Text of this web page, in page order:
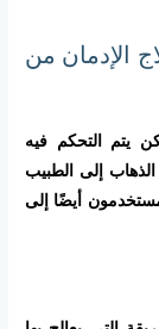
الإدمان من
يتم التحكم فيه
إلى الطبيب
أيضًا إلى